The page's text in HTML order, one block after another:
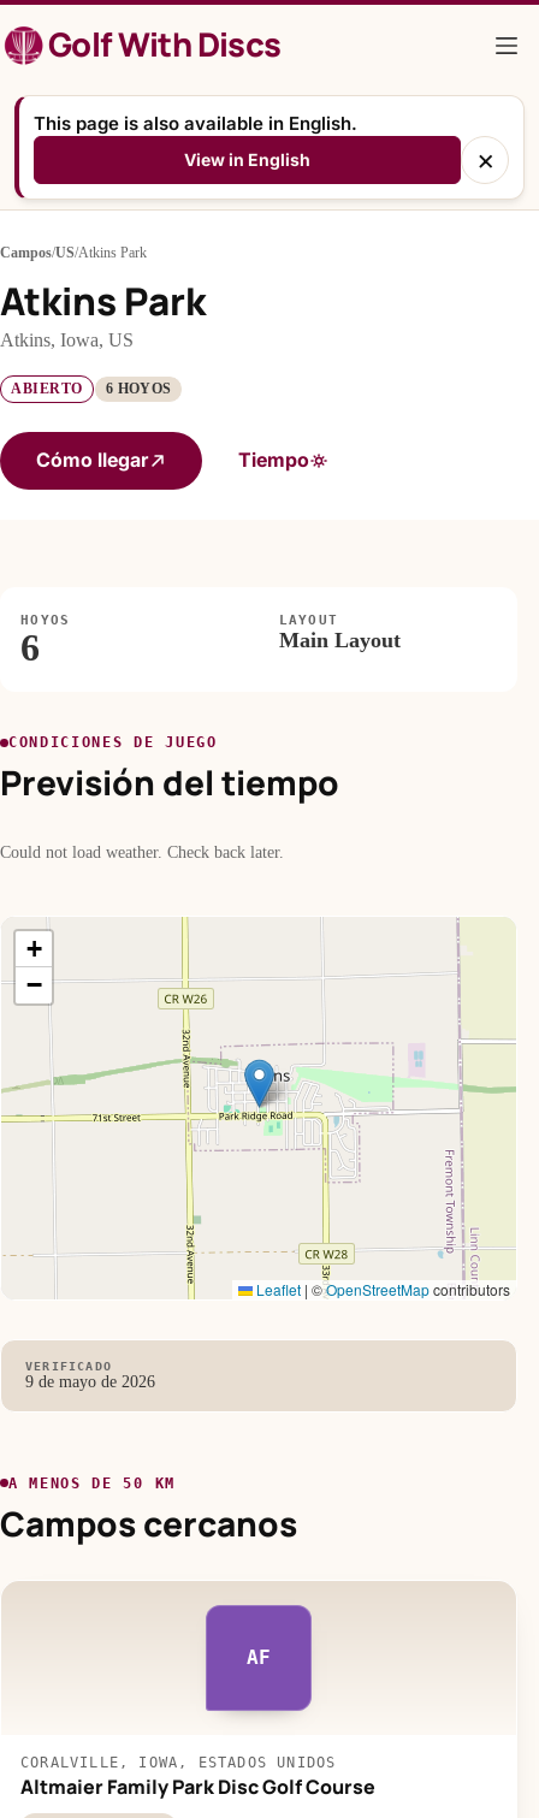
al
contenidoGolf With Discs
This page is also available in English.
View in English ×
Campos/US/Atkins Park
Atkins Park
Atkins, Iowa, US
ABIERTO 6 HOYOS
Cómo llegar Tiempo
HOYOS
6
LAYOUT
Main Layout
CONDICIONES DE JUEGO
Previsión del tiempo
Could not load weather. Check back later.
+
−
Leaflet | ©OpenStreetMapcontributors
VERIFICADO
9 de mayo de 2026
A MENOS DE 50 KM
Campos cercanos
AF
CORALVILLE, IOWA, ESTADOS UNIDOS
Altmaier Family Park Disc Golf Course